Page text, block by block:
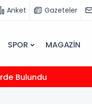
Anket Gazeteler
SPOR MAGAZİN
Bulundu